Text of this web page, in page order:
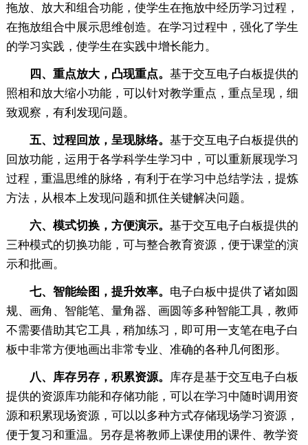
拖放、放大和组合功能，使学生在拖放中经历学习过程，
在拖放组合中展示思维创造。在学习过程中，强化了学生
的学习实践，使学生在实践中增长能力。
四、重点放大，凸现重点。 基于交互电子白板提供的
照相和放大缩小功能，可以针对教学重点，重点呈现，细
致观察，有利发现问题。
五、过程回放，呈现脉络。 基于交互电子白板提供的
回放功能，运用于各学科学生学习中，可以重新展现学习
过程，重温思维的脉络，有利于在学习中总结学法，提炼
方法，从根本上发现问题和抓住关键解决问题。
六、模式切换，方便演示。 基于交互电子白板提供的
三种模式的切换功能，可与整合教育资源，便于课堂的演
示和批画。
七、智能绘图，提升效率。 电子白板中提供了诸如圆
规、画角、智能笔、量角器、画圆等多种智能工具，教师
不需要借助其它工具，稍加练习，即可用一支笔在电子白
板中非常方便地画出非常专业、准确的各种几何图形。
八、库存另存，积累资源。
库存是基于交互电子白板
提供的资源库功能和存储功能，可以在学习中随时调用资
源和积累现场资源，可以以多种方式存储现场学习资源，
便于复习和重温。另存是将教师上课使用的课件、教学资